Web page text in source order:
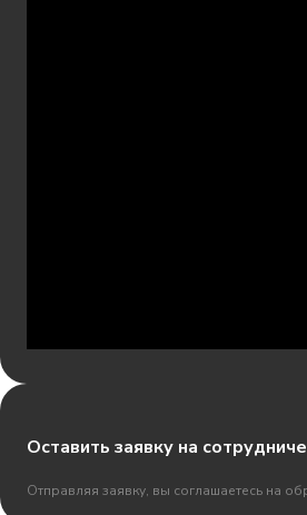
Оставить заявку на
Отправляя заявку, вы соглашаетесь на